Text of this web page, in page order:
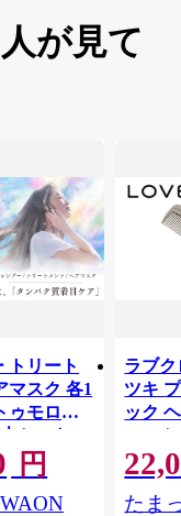
が見て
トリート
マスク 各1
ゥモロー
セット |
ア つめか
ブリーチ
リピート
円
ラブク
ツキ
ック
コーム
つや
市
たま